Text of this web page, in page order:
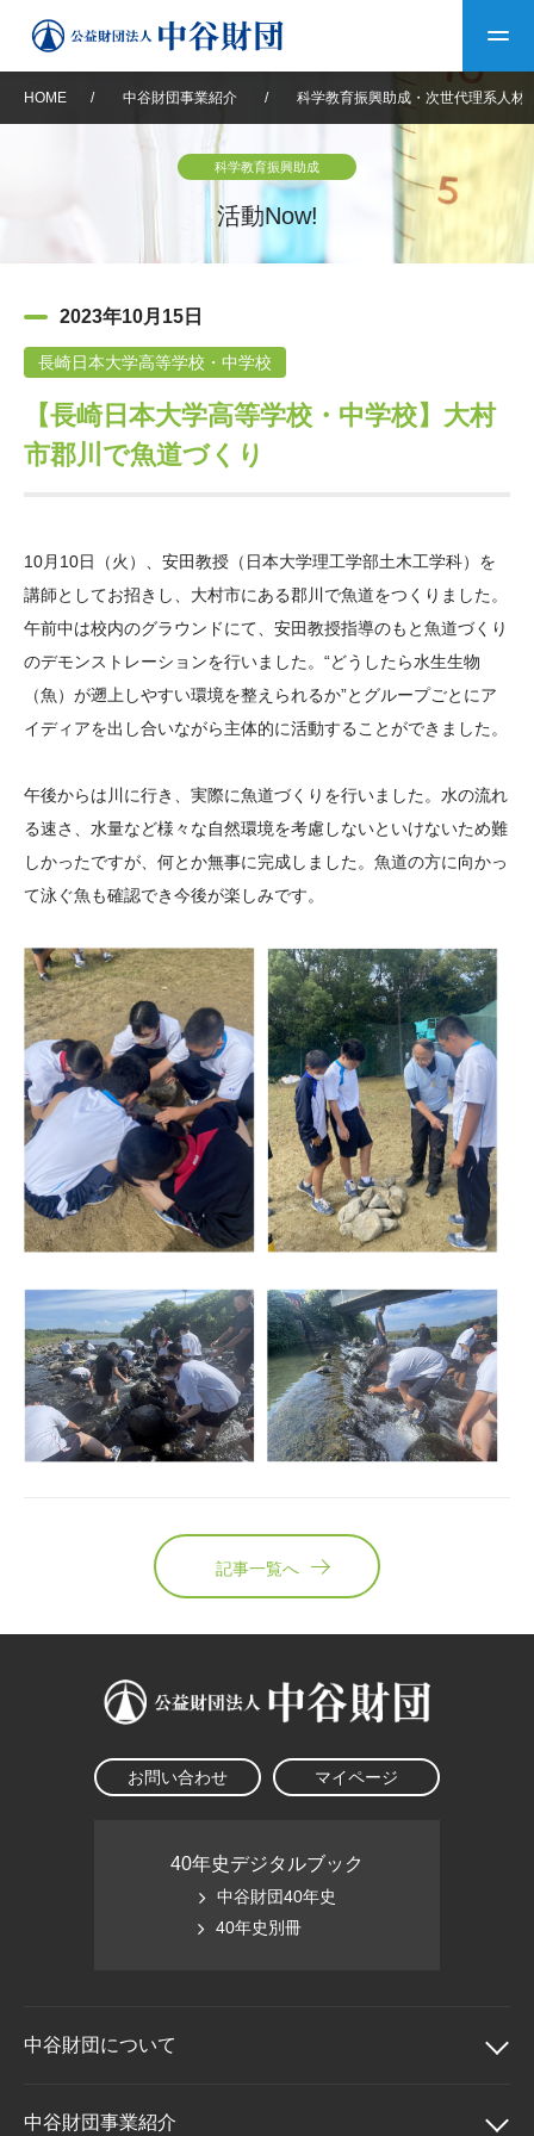
中谷財団について
設立趣意書 財団概要
沿革 40年史デジタルブック
役員・評議員 公開情報
年報一覧 中谷財団レポート
中谷財団事業紹介 中谷賞
神戸賞 長期大型研究助成
大学院生奨学金
国際学生交流プログラ
ム
科学教育振興助成・
次世代理系人材育成プ
ログラム助成
中谷財団動画紹介
その他情報
アクセス よくあるご質問
サイトマップ 中谷財団アーカイブ
日本語 English マイページ
HOME / 中谷財団事業紹介 / 科学教育振興助成・次世代理系人材
科学教育振興助成
活動Now!
2023年10月15日
長崎日本大学高等学校・中学校
【長崎日本大学高等学校・中学校】大村
市郡川で魚道づくり
10月10日（火）、安田教授（日本大学理工学部土木工学科）を
講師としてお招きし、大村市にある郡川で魚道をつくりました。
午前中は校内のグラウンドにて、安田教授指導のもと魚道づくり
のデモンストレーションを行いました。“どうしたら水生生物
（魚）が遡上しやすい環境を整えられるか”とグループごとにア
イディアを出し合いながら主体的に活動することができました。
午後からは川に行き、実際に魚道づくりを行いました。水の流れ
る速さ、水量など様々な自然環境を考慮しないといけないため難
しかったですが、何とか無事に完成しました。魚道の方に向かっ
て泳ぐ魚も確認でき今後が楽しみです。
記事一覧へ
お問い合わせ マイページ
40年史デジタルブック
中谷財団40年史
40年史別冊
中谷財団について
中谷財団について
中谷財団事業紹介